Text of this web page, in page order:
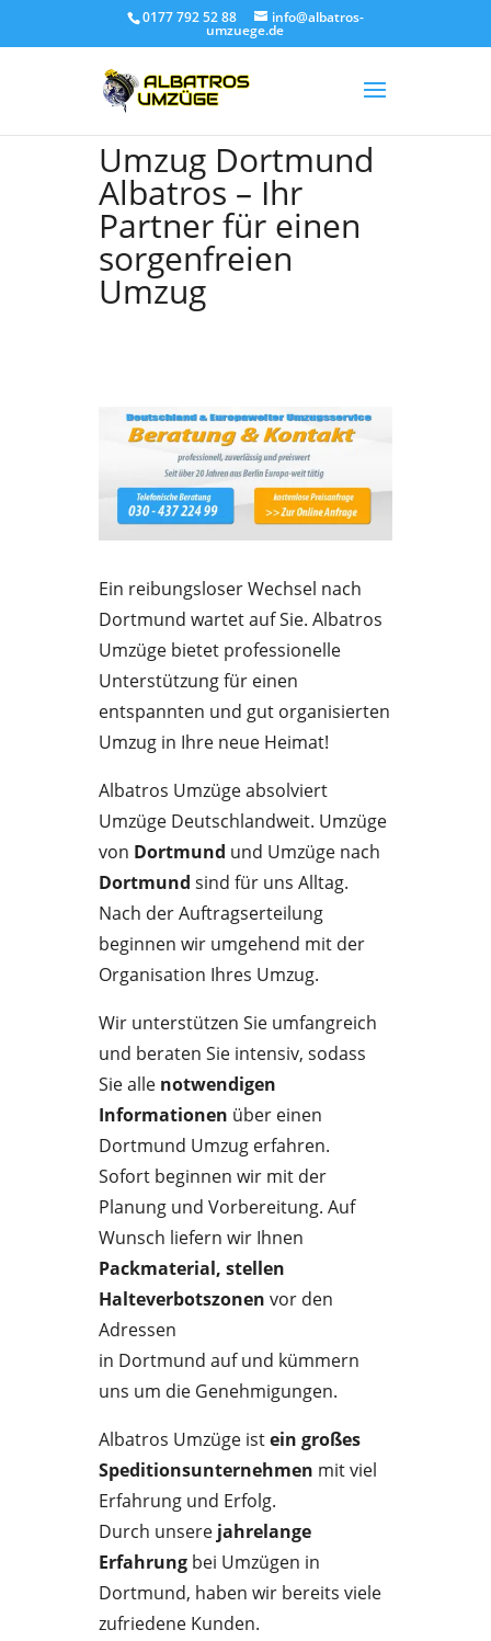
0177 792 52 88 info@albatros-
umzuege.de
Umzug Dortmund
Albatros – Ihr
Partner für einen
sorgenfreien
Umzug
Ein reibungsloser Wechsel nach
Dortmund wartet auf Sie. Albatros
Umzüge bietet professionelle
Unterstützung für einen
entspannten und gut organisierten
Umzug in Ihre neue Heimat!
Albatros Umzüge absolviert
Umzüge Deutschlandweit. Umzüge
von Dortmund und Umzüge nach
Dortmund sind für uns Alltag.
Nach der Auftragserteilung
beginnen wir umgehend mit der
Organisation Ihres Umzug.
Wir unterstützen Sie umfangreich
und beraten Sie intensiv, sodass
Sie alle notwendigen
Informationen über einen
Dortmund Umzug erfahren.
Sofort beginnen wir mit der
Planung und Vorbereitung. Auf
Wunsch liefern wir Ihnen
Packmaterial, stellen
Halteverbotszonen vor den
Adressen
in Dortmund auf und kümmern
uns um die Genehmigungen.
Albatros Umzüge istein großes
Speditionsunternehmen mit viel
Erfahrung und Erfolg.
Durch unserejahrelange
Erfahrungbei Umzügen in
Dortmund, haben wir bereits viele
zufriedene Kunden.